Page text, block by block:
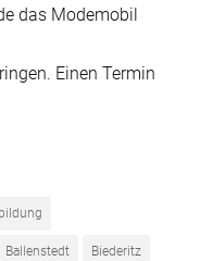
das Modemobil
Einen Termin
Ballenstedt Biederitz